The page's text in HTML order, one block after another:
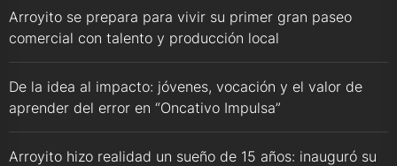
Arroyito se prepara para vivir su primer gran paseo
comercial con talento y producción local
De la idea al impacto: jóvenes, vocación y el valor de
aprender del error en “Oncativo Impulsa”
Arroyito hizo realidad un sueño de 15 años: inauguró su